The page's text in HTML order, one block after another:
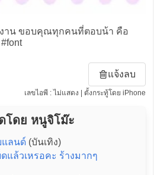
งาน ขอบคุณทุกคนที่ตอบน้า คือ
แจ้งลบ
เลขไอพี : ไม่แสดง | ตั้งกระทู้โดย iPhone
โดย หนูจิโม๊ะ
แลนด์(บันเทิง)
แล้วเหรอคะ ร้างมากๆ